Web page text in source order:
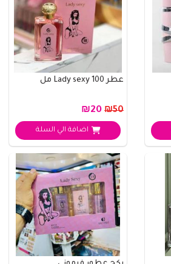
عطر Lady sexy 100 مل
₪50
اضافة الي السلة